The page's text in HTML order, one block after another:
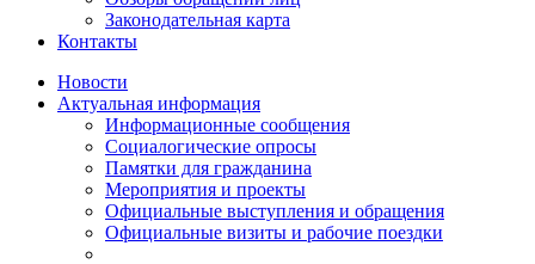
Законодательная карта
Контакты
Новости
Актуальная информация
Информационные сообщения
Социалогические опросы
Памятки для гражданина
Мероприятия и проекты
Официальные выступления и обращения
Официальные визиты и рабочие поездки